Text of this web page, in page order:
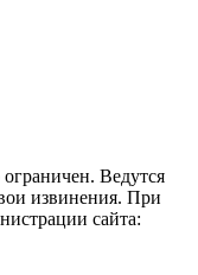
Ведутся
извинения. При
сайта: